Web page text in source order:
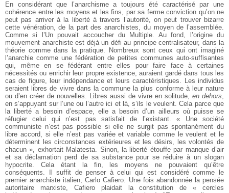
En considérant que l’anarchisme a toujours été caractérisé par une
cohérence entre les moyens et les fins, par sa ferme conviction qu’on ne
peut pas arriver à la liberté à travers l’autorité, on peut trouver bizarre
cette vénération, de la part des anarchistes, du moyen de l’assemblée.
Comme si l’Un pouvait accoucher du Multiple. Au fond, l’origine du
mouvement anarchiste est déjà un défi au principe centralisateur, dans la
théorie comme dans la pratique. Nombreux sont ceux qui ont imaginé
l’anarchie comme une fédération de petites communes auto-suffisantes
qui, même en se fédérant entre elles pour faire face à certaines
nécessités ou enrichir leur propre existence, auraient gardé dans tous les
cas de figure, leur indépendance et leurs caractéristiques. Les individus
seraient libres de vivre dans la commune la plus conforme à leur nature
ou d’en créer de nouvelles. Libres aussi de vivre en solitude, en dehors,
en s’appuyant sur l’une ou l’autre ici et là, s’ils le veulent. Cela parce que
la liberté a besoin d’espace, elle a besoin d’un ailleurs où puisse se
réfugier celui qui n’est pas satisfait de l’existant. « Une société
communiste n’est pas possible si elle ne surgit pas spontanément du
libre accord, si elle n’est pas variée et variable comme le veulent et le
déterminent les circonstances extérieures et les désirs, les volontés de
chacun », exhortait Malatesta. Sinon, la liberté étouffe par manque d’air
et sa déclamation perd de sa substance pour se réduire à un slogan
hypocrite. Cela étant la fin, les moyens ne pouvaient qu’être
conséquents. Il suffit de penser à celui qui est considéré comme le
premier anarchiste italien, Carlo Cafiero. Une fois abandonnée la pensée
autoritaire marxiste, Cafiero plaidait la constitution de « cercles